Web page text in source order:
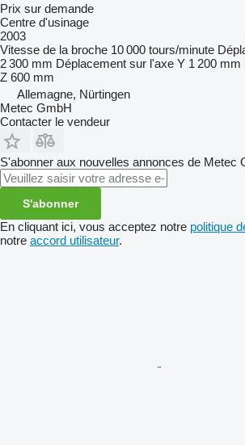
Prix sur demande
Centre d'usinage
2003
Vitesse de la broche 10 000 tours/minute
2 300 mm Déplacement sur l'axe Y 1 200 mm
Z 600 mm
Allemagne, Nürtingen
Metec GmbH
Contacter le vendeur
S'abonner aux nouvelles annonces de Metec
S'abonner
En cliquant ici, vous acceptez notre politique
notre accord utilisateur.